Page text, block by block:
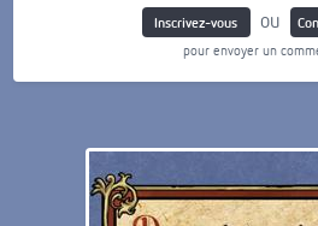
Inscrivez-vous ou
pour envoyer un